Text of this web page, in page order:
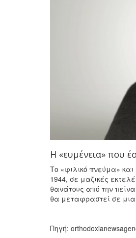
Η «ευμένεια» που
Το «φιλικό πνεύμα»
1944, σε μαζικές
θανάτους από την
θα μεταφραστεί σε μια
Πηγή: